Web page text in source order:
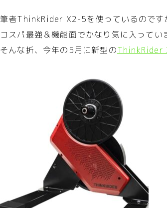
筆者ThinkRider X2-5を使っているのです
コスパ最強＆機能面でかなり気に入ってい
そんな折、今年の5月に新型のThinkRider